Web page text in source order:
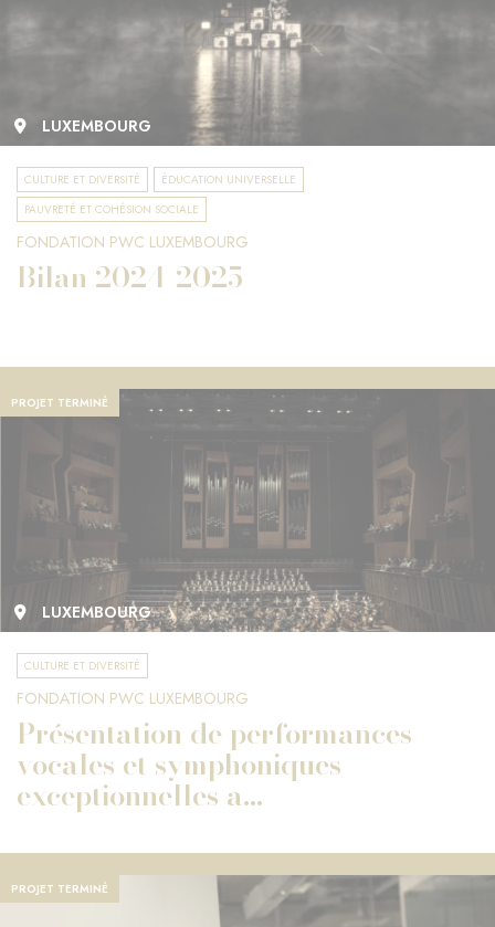
LUXEMBOURG
CULTURE ET DIVERSITÉ
ÉDUCATION UNIVERSELLE
PAUVRETÉ ET COHÉSION SOCIALE
FONDATION PWC LUXEMBOURG
Bilan 2024-2025
PROJET TERMINÉ
LUXEMBOURG
CULTURE ET DIVERSITÉ
FONDATION PWC LUXEMBOURG
Présentation de performances
vocales et symphoniques
exceptionnelles a...
PROJET TERMINÉ